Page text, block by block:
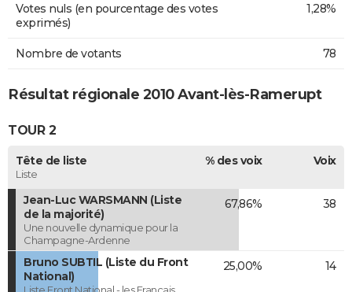
Votes nuls (en pourcentage des votes
exprimés)
1,28%
Nombre de votants 78
Résultat régionale 2010 Avant-lès-Ramerupt
TOUR 2
Tête de liste
Liste
% des voix Voix
Jean-Luc WARSMANN (Liste
de la majorité)
Une nouvelle dynamique pour la
Champagne-Ardenne
67,86% 38
Bruno SUBTIL (Liste du Front
National)
Liste Front National - les Français
25,00% 14